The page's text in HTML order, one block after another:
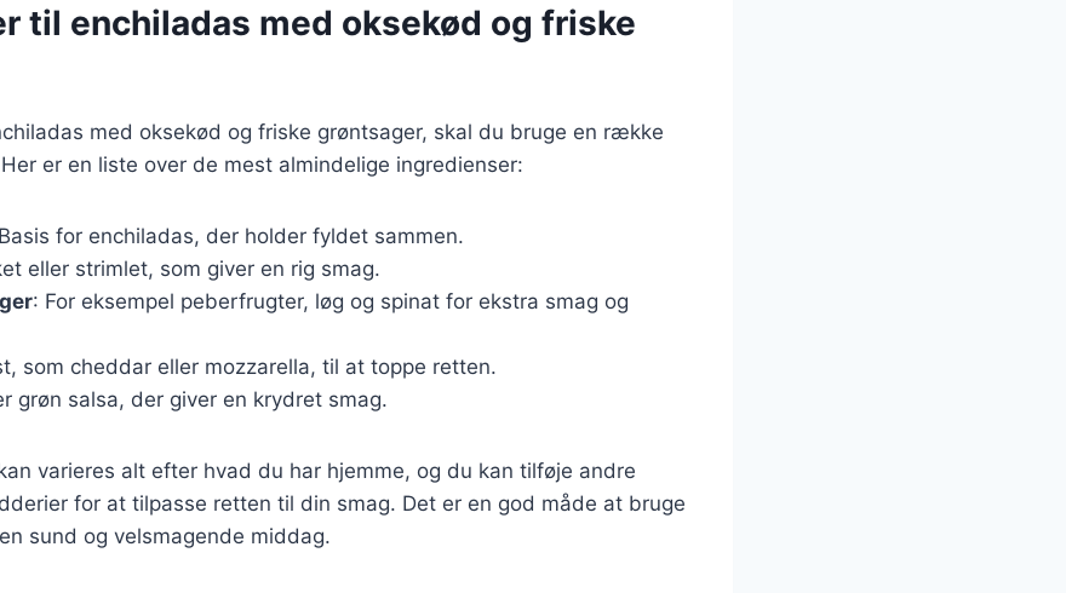
til enchiladas med oksekød og friske
med oksekød og friske grøntsager, skal du bruge en række
er en liste over de mest almindelige ingredienser:
for enchiladas, der holder fyldet sammen.
eller strimlet, som giver en rig smag.
: For eksempel peberfrugter, løg og spinat for ekstra smag og
som cheddar eller mozzarella, til at toppe retten.
grøn salsa, der giver en krydret smag.
varieres alt efter hvad du har hjemme, og du kan tilføje andre
for at tilpasse retten til din smag. Det er en god måde at bruge
sund og velsmagende middag.